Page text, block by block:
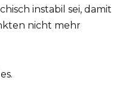
instabil sei, damit
nicht mehr